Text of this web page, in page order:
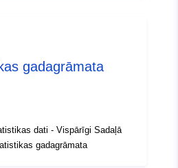
gadagrāmata
dati - Vispārīgi Sadaļā
gadagrāmata